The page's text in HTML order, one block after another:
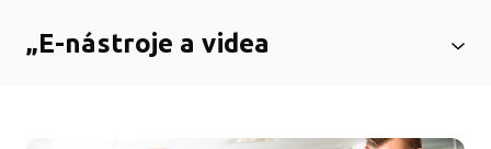
„E-nástroje a videa